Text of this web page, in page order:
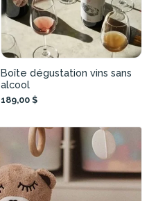
Boîte dégustation vins sans
alcool
189,00 $